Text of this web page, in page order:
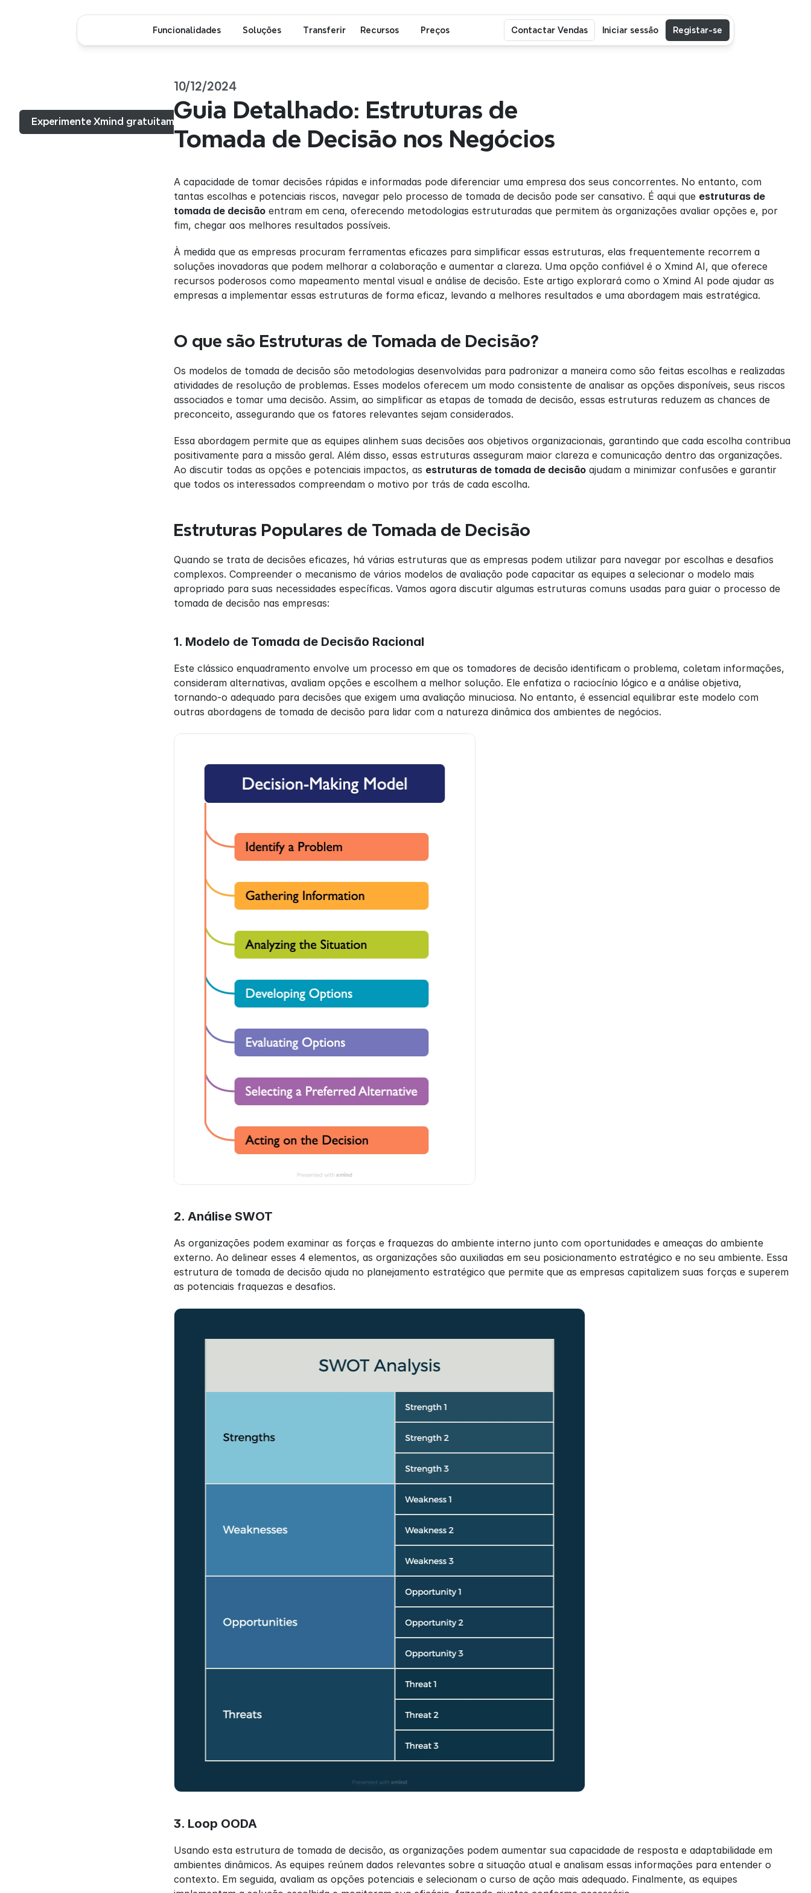
Experimente Xmind gratuitamente
10/12/2024
Guia Detalhado: Estruturas de
Tomada de Decisão nos Negócios
A capacidade de tomar decisões rápidas e informadas pode diferenciar uma empresa dos seus concorrentes. No entanto, com
tantas escolhas e potenciais riscos, navegar pelo processo de tomada de decisão pode ser cansativo. É aqui que estruturas de
tomada de decisão entram em cena, oferecendo metodologias estruturadas que permitem às organizações avaliar opções e, por
fim, chegar aos melhores resultados possíveis.
À medida que as empresas procuram ferramentas eficazes para simplificar essas estruturas, elas frequentemente recorrem a
soluções inovadoras que podem melhorar a colaboração e aumentar a clareza. Uma opção confiável é o Xmind AI, que oferece
recursos poderosos como mapeamento mental visual e análise de decisão. Este artigo explorará como o Xmind AI pode ajudar as
empresas a implementar essas estruturas de forma eficaz, levando a melhores resultados e uma abordagem mais estratégica.
O que são Estruturas de Tomada de Decisão?
Os modelos de tomada de decisão são metodologias desenvolvidas para padronizar a maneira como são feitas escolhas e realizadas
atividades de resolução de problemas. Esses modelos oferecem um modo consistente de analisar as opções disponíveis, seus riscos
associados e tomar uma decisão. Assim, ao simplificar as etapas de tomada de decisão, essas estruturas reduzem as chances de
preconceito, assegurando que os fatores relevantes sejam considerados.
Essa abordagem permite que as equipes alinhem suas decisões aos objetivos organizacionais, garantindo que cada escolha contribua
positivamente para a missão geral. Além disso, essas estruturas asseguram maior clareza e comunicação dentro das organizações.
Ao discutir todas as opções e potenciais impactos, as estruturas de tomada de decisão ajudam a minimizar confusões e garantir
que todos os interessados compreendam o motivo por trás de cada escolha.
Estruturas Populares de Tomada de Decisão
Quando se trata de decisões eficazes, há várias estruturas que as empresas podem utilizar para navegar por escolhas e desafios
complexos. Compreender o mecanismo de vários modelos de avaliação pode capacitar as equipes a selecionar o modelo mais
apropriado para suas necessidades específicas. Vamos agora discutir algumas estruturas comuns usadas para guiar o processo de
tomada de decisão nas empresas:
1. Modelo de Tomada de Decisão Racional
Este clássico enquadramento envolve um processo em que os tomadores de decisão identificam o problema, coletam informações,
consideram alternativas, avaliam opções e escolhem a melhor solução. Ele enfatiza o raciocínio lógico e a análise objetiva,
tornando-o adequado para decisões que exigem uma avaliação minuciosa. No entanto, é essencial equilibrar este modelo com
outras abordagens de tomada de decisão para lidar com a natureza dinâmica dos ambientes de negócios.
2. Análise SWOT
As organizações podem examinar as forças e fraquezas do ambiente interno junto com oportunidades e ameaças do ambiente
externo. Ao delinear esses 4 elementos, as organizações são auxiliadas em seu posicionamento estratégico e no seu ambiente. Essa
estrutura de tomada de decisão ajuda no planejamento estratégico que permite que as empresas capitalizem suas forças e superem
as potenciais fraquezas e desafios.
3. Loop OODA
Usando esta estrutura de tomada de decisão, as organizações podem aumentar sua capacidade de resposta e adaptabilidade em
ambientes dinâmicos. As equipes reúnem dados relevantes sobre a situação atual e analisam essas informações para entender o
contexto. Em seguida, avaliam as opções potenciais e selecionam o curso de ação mais adequado. Finalmente, as equipes
Funcionalidades Soluções Transferir Recursos Preços Contactar Vendas Iniciar sessão Registar-se